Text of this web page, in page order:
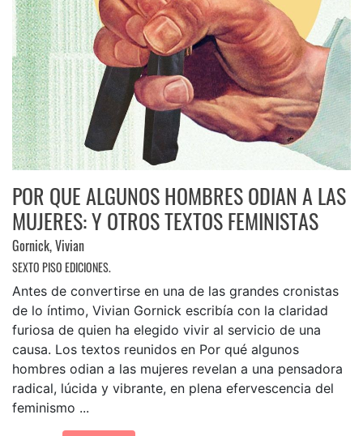
POR QUE ALGUNOS HOMBRES ODIAN A LAS
MUJERES: Y OTROS TEXTOS FEMINISTAS
Gornick, Vivian
SEXTO PISO EDICIONES.
Antes de convertirse en una de las grandes cronistas
de lo íntimo, Vivian Gornick escribía con la claridad
furiosa de quien ha elegido vivir al servicio de una
causa. Los textos reunidos en Por qué algunos
hombres odian a las mujeres revelan a una pensadora
radical, lúcida y vibrante, en plena efervescencia del
feminismo ...